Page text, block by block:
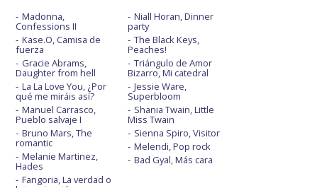
Madonna,
Confessions II
Kase.O, Camisa de
fuerza
Gracie Abrams,
Daughter from hell
La La Love You, ¿Por
qué me miráis así?
Manuel Carrasco,
Pueblo salvaje I
Bruno Mars, The
romantic
Melanie Martinez,
Hades
Fangoria, La verdad o
Niall Horan, Dinner
party
The Black Keys,
Peaches!
Triángulo de Amor
Bizarro, Mi catedral
Jessie Ware,
Superbloom
Shania Twain, Little
Miss Twain
Sienna Spiro, Visitor
Melendi, Pop rock
Bad Gyal, Más cara